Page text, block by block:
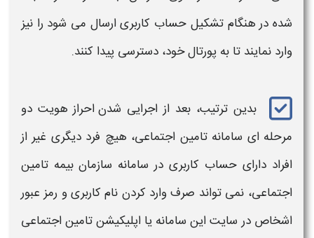
شده در هنگام تشکیل حساب کاربری ارسال می شود را نیز
وارد نمایند تا به پورتال خود، دسترسی پیدا کنند.
بدین ترتیب، بعد از اجرایی شدناحراز هویت دو
مرحله ای سامانه تامین اجتماعی، هیچ فرد دیگری غیر از
افراد دارای حساب کاربری در سامانه سازمان بیمه تامین
اجتماعی، نمی تواند صرف وارد کردن نام کاربری و رمز عبور
اشخاص در سایت این سامانه یا اپلیکیشنتامین اجتماعی